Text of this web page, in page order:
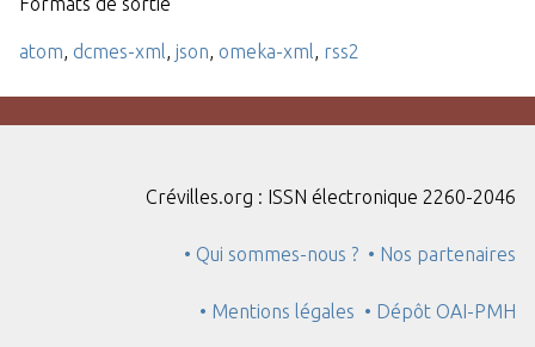
atom, dcmes-xml, json, omeka-xml, rss2
Crévilles.org : ISSN électronique 2260-2046
• Qui sommes-nous ? • Nos partenaires
• Mentions légales • Dépôt OAI-PMH